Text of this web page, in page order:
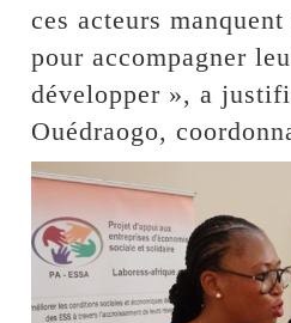
ces acteurs
pour accompagner
développer », a
Ouédraogo,